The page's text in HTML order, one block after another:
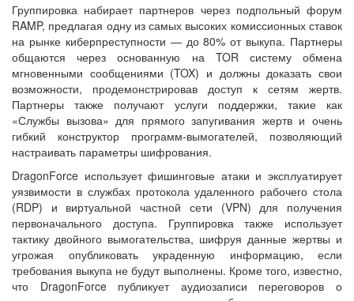
Группировка набирает партнеров через подпольный форум
RAMP, предлагая одну из самых высоких комиссионных ставок
на рынке киберпреступности — до 80% от выкупа. Партнеры
общаются через основанную на TOR систему обмена
мгновенными сообщениями (TOX) и должны доказать свои
возможности, продемонстрировав доступ к сетям жертв.
Партнеры также получают услуги поддержки, такие как
«Службы вызова» для прямого запугивания жертв и очень
гибкий конструктор программ-вымогателей, позволяющий
настраивать параметры шифрования.
DragonForce использует фишинговые атаки и эксплуатирует
уязвимости в службах протокола удаленного рабочего стола
(RDP) и виртуальной частной сети (VPN) для получения
первоначального доступа. Группировка также использует
тактику двойного вымогательства, шифруя данные жертвы и
угрожая опубликовать украденную информацию, если
требования выкупа не будут выполнены. Кроме того, известно,
что DragonForce публикует аудиозаписи переговоров о